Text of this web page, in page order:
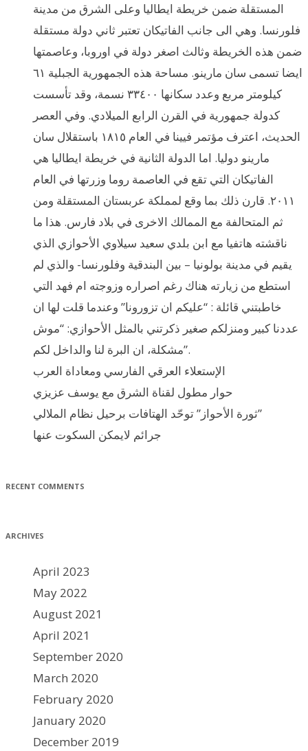
المستقلة ضمن خريطة ايطاليا وعلى الشرق من مدينة
فلورنسا. وهي الى جانب الفاتيكان تعتبر ثاني دولة مستقلة
ضمن هذه الخريطة وثالث اصغر دولة في اوروبا، وعاصمتها
ايضا تسمى سان مارينو. مساحة هذه الجمهورية الجبلية ٦١
كيلومتر مربع وعدد سكانها ٣٣٤٠٠ نسمة، وقد تأسست
كدولة جمهورية في القرن الرابع الميلادي. وفي العصر
الحديث، اعترف مؤتمر فيينا في العام ١٨١٥ باستقلال سان
مارينو دوليا. اما الدولة الثانية في خريطة ايطاليا هي
الفاتيكان التي تقع في العاصمة روما وزرتها في العام
٢٠١١. قارن ذلك بما وقع لمملكة عربستان المستقلة ومن
ثم المتحالفة مع الممالك الاخرى في بلاد فارس. هذا ما
ناقشته هاتفيا مع ابن بلدي سعيد سيلاوي الأحوازي الذي
يقيم في مدينة بولونيا – بين البندقية وفلورنسا- والذي لم
استطع من زيارته هناك رغم اصراره وزوجته ام فهد التي
خاطبتني قائلة : “عليكم ان تزورونا” وعندما قلت لها ان
عددنا كبير ومنزلكم صغير ذكرتني بالمثل الأحوازي: “موش
مشكلة، ان البرة لنا والداخل لكم”.
الإستعلاء العرقي الفارسي ومعاداة العرب
حوار مطول لقناة الشرق مع يوسف عزيزي
ثورة الأحواز” توحّد الهتافات برحيل نظام الملالي”
جرائم لايمكن السكوت عنها
RECENT COMMENTS
ARCHIVES
April 2023
May 2022
August 2021
April 2021
September 2020
March 2020
February 2020
January 2020
December 2019